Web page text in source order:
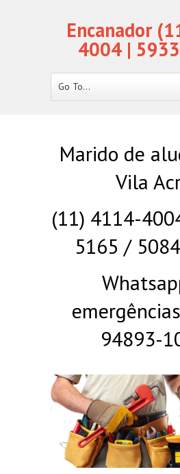
Encanador
4004 |
Go To...
Marido de
Vila
(11) 4114-
5165 /
94893-